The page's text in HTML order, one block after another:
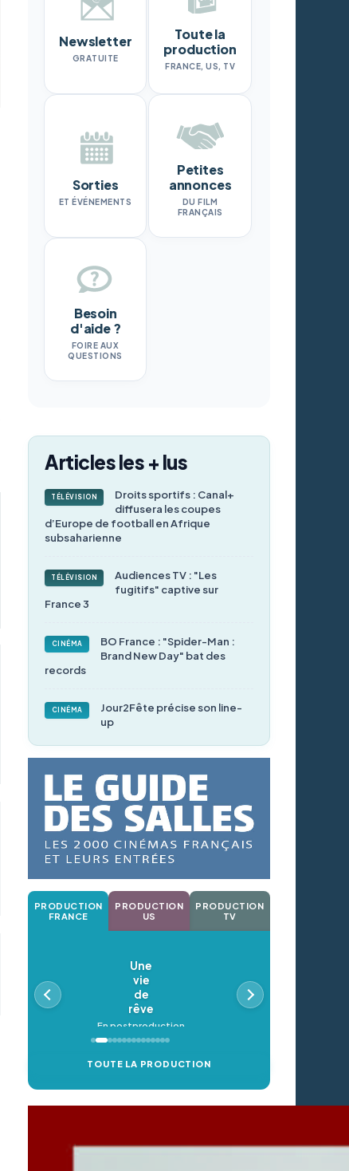
Newsletter
GRATUITE
Toute la
production
FRANCE, US, TV
Sorties
ET ÉVÉNEMENTS
Petites
annonces
DU FILM
FRANÇAIS
Besoin
d'aide ?
FOIRE AUX
QUESTIONS
Articles les + lus
TÉLÉVISION
Droits sportifs : Canal+
diffusera les coupes
d’Europe de football en Afrique
subsaharienne
TÉLÉVISION
Audiences TV : "Les
fugitifs" captive sur
France 3
CINÉMA
BO France : "Spider-Man :
Brand New Day" bat des
records
CINÉMA
Jour2Fête précise son line-
up
PRODUCTION
FRANCE
PRODUCTION
US
PRODUCTION
TV
Une
vie
de
rêve
En postproduction
TOUTE LA PRODUCTION